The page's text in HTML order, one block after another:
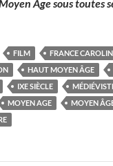
Âge sous toutes
FILM
FRANCE
HAUT MOYEN ÂGE
IXE SIÈCLE
MOYEN AGE MOYEN